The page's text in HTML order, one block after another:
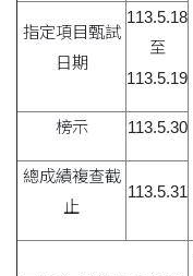
指定項目甄試
日期
113.5.18
至
113.5.19
榜示
113.5.30
總成績複查截
止
113.5.31